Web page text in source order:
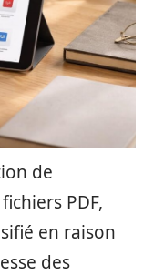
de
PDF,
en raison
des